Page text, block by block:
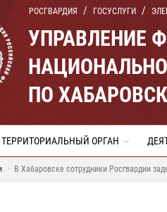
РОСГВАРДИЯ ГОСУСЛУГИ
УПРАВЛЕНИЕ
ПО
ТЕРРИТОРИАЛЬНЫЙ ОРГАН
В Хабаровске сотрудники Росгвардии